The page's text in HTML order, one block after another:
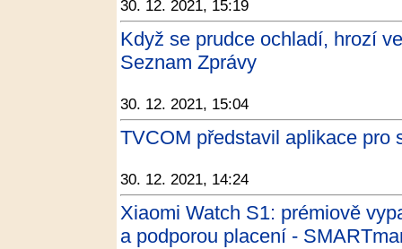
30. 12. 2021, 15:19
Když se prudce ochladí, hrozí
Seznam Zprávy
30. 12. 2021, 15:04
TVCOM představil aplikace pro
30. 12. 2021, 14:24
Xiaomi Watch S1: prémiově
a podporou placení -